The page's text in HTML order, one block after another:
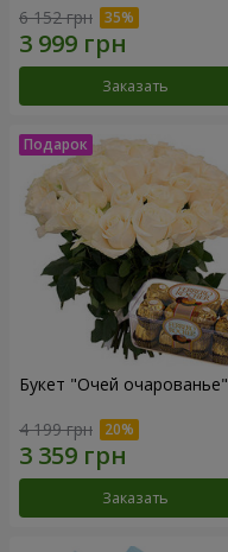
6 152 грн
Заказать
Букет "Очей очарованье"
4 199 грн
Заказать